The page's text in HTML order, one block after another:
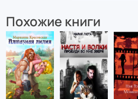
Похожие книги